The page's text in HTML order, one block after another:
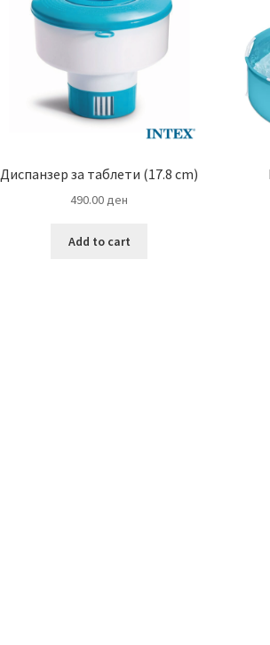
Диспанзер за таблети (17.8 cm)
490.00ден
Add to cart